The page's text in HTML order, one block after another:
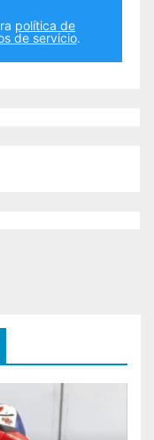
política de
de servicio.